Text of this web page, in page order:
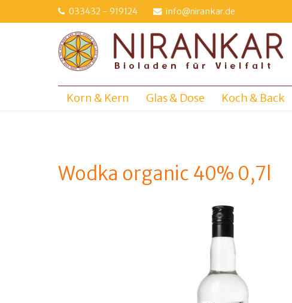
zum
033432 - 919124 info@nirankar.de
Korn & Kern Glas & Dose Koch & Back
Wodka organic 40% 0,7l